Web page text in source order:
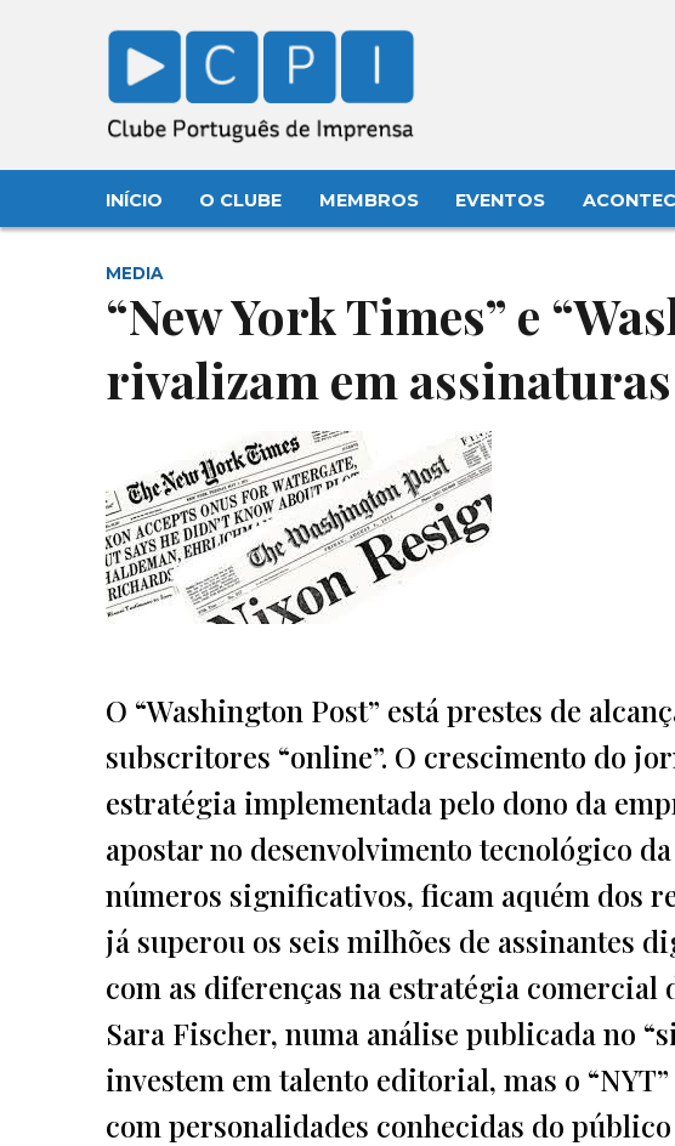
INÍCIO O CLUBE MEMBROS EVENTOS
MEDIA
“New York Times” e
rivalizam em assinaturas
O “Washington Post” está prestes de
subscritores “online”. O crescimento do
estratégia implementada pelo dono da
apostar no desenvolvimento tecnológico
números significativos, ficam aquém dos
já superou os seis milhões de assinantes
com as diferenças na estratégia
Sara Fischer, numa análise publicada no
investem em talento editorial, mas o
com personalidades conhecidas do